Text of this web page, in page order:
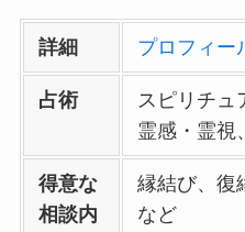
詳細 プロフィー
占術
スピリチュ
霊感・霊視
得意な
相談内
縁結び、復
など